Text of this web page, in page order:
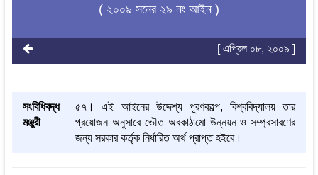
( ২০০৯ সনের ২৯ নং আইন )
[ এপ্রিল ০৮, ২০০৯ ]
সংবিধিবদ্ধ
মঞ্জুরী
৫৭। এই আইনের উদ্দেশ্য পূরণকল্পে, বিশ্ববিদ্যালয় তার
প্রয়োজন অনুসারে ভৌত অবকাঠামো উন্নয়ন ও সম্প্রসারণের
জন্য সরকার কর্তৃক নির্ধারিত অর্থ প্রাপ্ত হইবে।